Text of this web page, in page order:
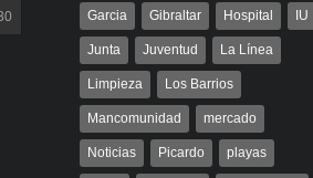
Garcia Gibraltar Hospital IU
Junta Juventud La Línea
Limpieza Los Barrios
Mancomunidad mercado
Noticias Picardo playas